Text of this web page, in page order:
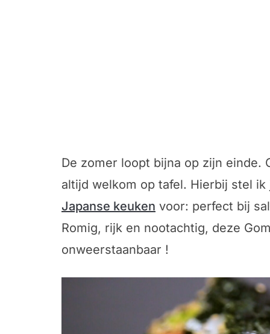
De zomer loopt bijna op zijn einde.
altijd welkom op tafel. Hierbij stel
Japanse keuken voor: perfect bij
Romig, rijk en nootachtig, deze
onweerstaanbaar !